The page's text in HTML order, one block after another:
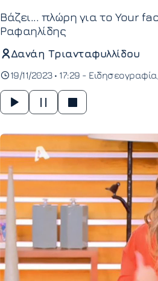
Βάζει... πλώρη για το Your
Ραφαηλίδης
Δανάη Τριανταφυλλίδου
19/11/2023 • 17:29 - Ειδησεογραφία